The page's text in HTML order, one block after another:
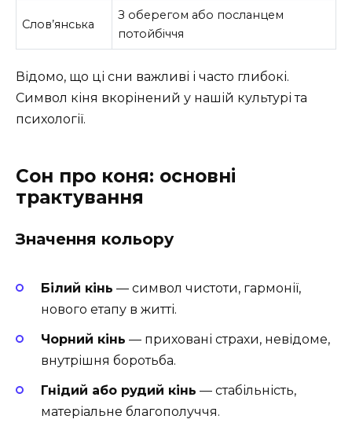
Слов’янська
З оберегом або посланцем
потойбіччя
Відомо, що ці сни важливі і часто глибокі.
Символ кіня вкорінений у нашій культурі та
психології.
Сон про коня: основні
трактування
Значення кольору
Білий кінь — символ чистоти, гармонії,
нового етапу в житті.
Чорний кінь — приховані страхи, невідоме,
внутрішня боротьба.
Гнідий або рудий кінь — стабільність,
матеріальне благополуччя.